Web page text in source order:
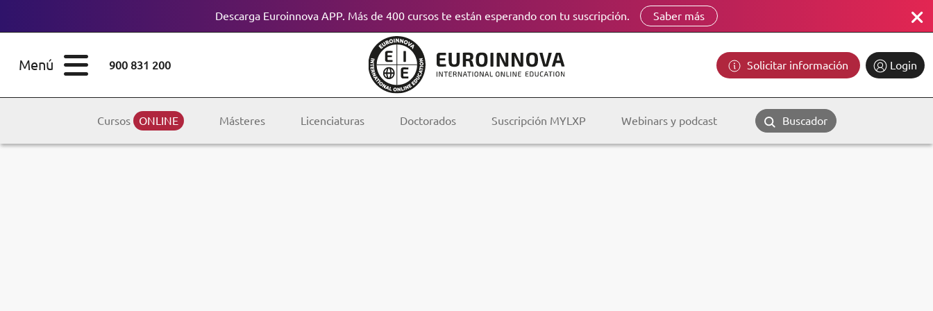
Descarga Euroinnova APP. Más de 400 cursos te están esperando con tu suscripción. Saber más
Menú 900 831 200 Solicitar información Login
ESTUDIOS
Licenciaturas
Doctorados
Cursos ONLINE Másteres Licenciaturas Doctorados Suscripción MYLXP Webinars y podcast Buscador